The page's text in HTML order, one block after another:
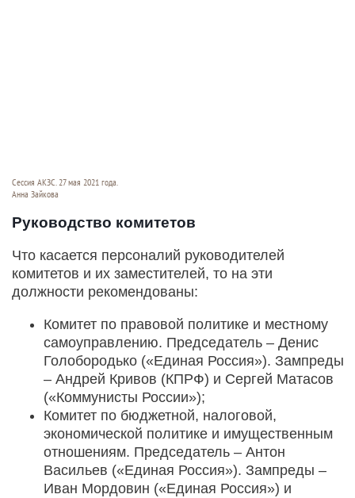
Сессия АКЗС. 27 мая 2021 года.
Анна Зайкова
Руководство комитетов
Что касается персоналий руководителей
комитетов и их заместителей, то на эти
должности рекомендованы:
Комитет по правовой политике и местному
самоуправлению. Председатель – Денис
Голобородько («Единая Россия»). Зампреды
– Андрей Кривов (КПРФ) и Сергей Матасов
(«Коммунисты России»);
Комитет по бюджетной, налоговой,
экономической политике и имущественным
отношениям. Председатель – Антон
Васильев («Единая Россия»). Зампреды –
Иван Мордовин («Единая Россия») и